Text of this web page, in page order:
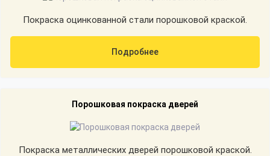
Покраска оцинкованной стали порошковой краской.
Подробнее
Порошковая покраска дверей
Покраска металлических дверей порошковой краской.